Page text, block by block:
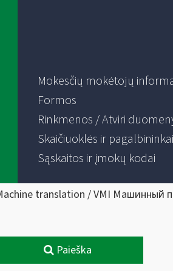
Mokesčių mokėtojų
Formos
Rinkmenos / Atviri
Skaičiuoklės ir pagalbininkai
Sąskaitos ir įmokų kodai
translation / VMI Машинный
Paieška